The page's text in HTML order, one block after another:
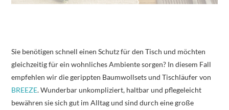
Sie benötigen schnell einen Schutz für den Tisch und möchten
gleichzeitig für ein wohnliches Ambiente sorgen? In diesem Fall
empfehlen wir die gerippten Baumwollsets und Tischläufer von
BREEZE. Wunderbar unkompliziert, haltbar und pflegeleicht
bewähren sie sich gut im Alltag und sind durch eine große